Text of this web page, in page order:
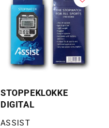
STOPPEKLOKKE
DIGITAL
Selger:
ASSIST